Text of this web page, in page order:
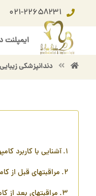
۰۲۱-۲۲۶۵۸۲۳۱
ایمپلنت
دندانپزشكی زيبايی
آشنایی با کاربرد
مراقبتهای قبل از